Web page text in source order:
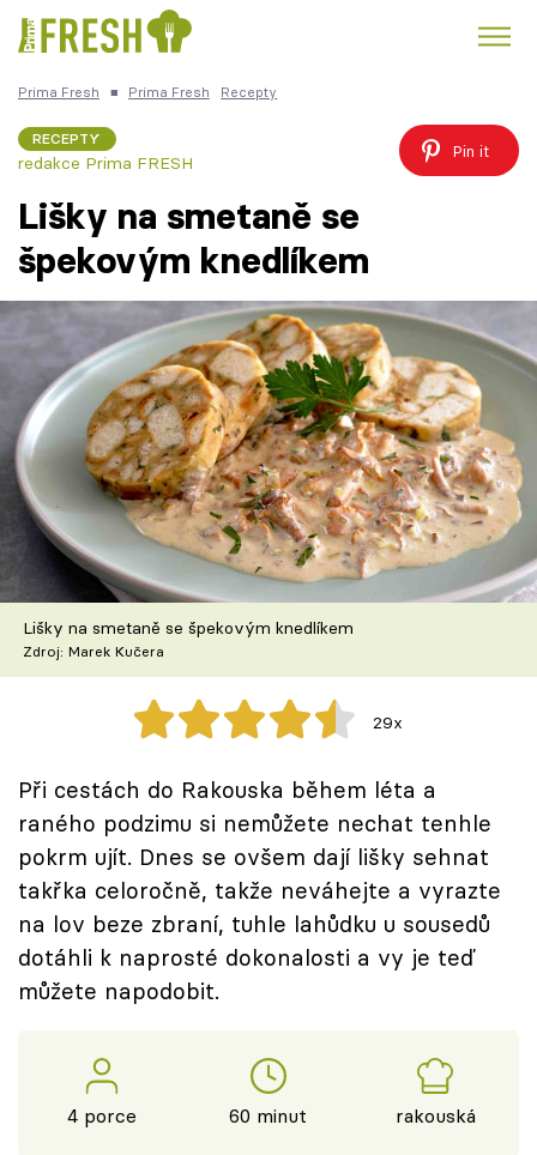
Česká kuchyně Čokoláda
Témata
Recepty
Články
TV Program
Škola vaření
Recepty z TV
Speciál: Cuketa
Těhotnej kuchař
Sledujte prima+
Přihlášení
Sledujte nás
Prima Fresh ■ Prima Fresh Recepty
RECEPTY
redakce Prima FRESH
Pin it
Lišky na smetaně se
špekovým knedlíkem
Lišky na smetaně se špekovým knedlíkem
Zdroj: Marek Kučera
29x
Při cestách do Rakouska během léta a
raného podzimu si nemůžete nechat tenhle
pokrm ujít. Dnes se ovšem dají lišky sehnat
takřka celoročně, takže neváhejte a vyrazte
na lov beze zbraní, tuhle lahůdku u sousedů
dotáhli k naprosté dokonalosti a vy je teď
můžete napodobit.
4 porce 60 minut rakouská